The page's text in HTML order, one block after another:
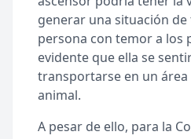
generar una situación
persona con temor a los
evidente que ella se
transportarse en un
animal.
A pesar de ello, para la